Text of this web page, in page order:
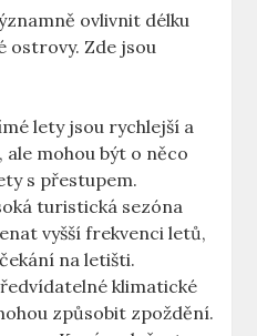
ovlivnit délku
ostrovy. Zde jsou
lety jsou rychlejší a
ale mohou být o něco
s přestupem.
turistická sezóna
vyšší frekvenci letů,
na letišti.
klimatické
způsobit zpoždění.